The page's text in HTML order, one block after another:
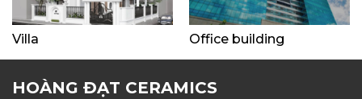
Villa Office building
HOÀNG ĐẠT CERAMICS